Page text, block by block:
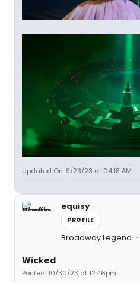
Updated On: 9/23/23 at 04:18 AM
equisy
PROFILE
Broadway Legend
Wicked
Posted: 10/30/23 at 12:46pm